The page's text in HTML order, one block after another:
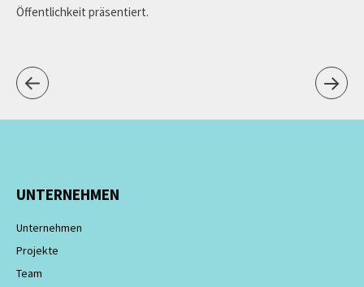
Öffentlichkeit präsentiert.
UNTERNEHMEN
Unternehmen
Projekte
Team